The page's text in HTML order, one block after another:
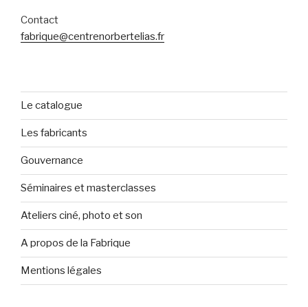
Contact
fabrique@centrenorbertelias.fr
Le catalogue
Les fabricants
Gouvernance
Séminaires et masterclasses
Ateliers ciné, photo et son
A propos de la Fabrique
Mentions légales